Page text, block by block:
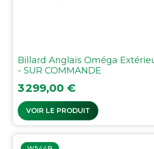
Billard Anglais Oméga
- SUR COMMANDE
Prix
3 299,00 €
VOIR LE PRODUIT